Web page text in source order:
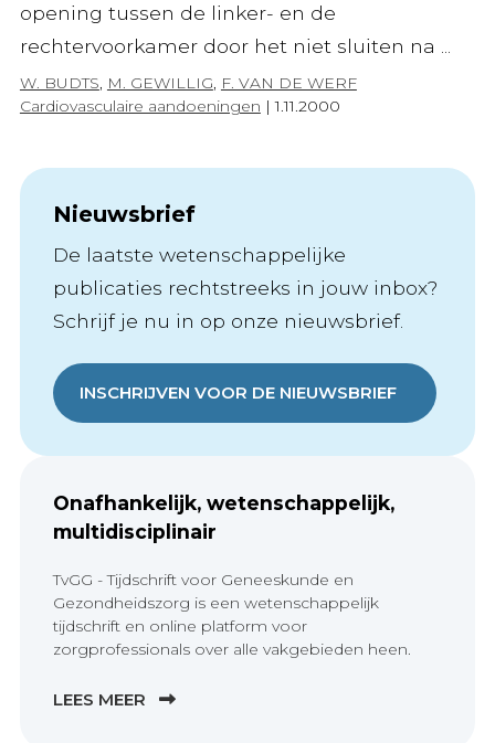
opening tussen de linker- en de
rechtervoorkamer door het niet sluiten na ...
W. BUDTS, M. GEWILLIG, F. VAN DE WERF
Cardiovasculaire aandoeningen |1.11.2000
Nieuwsbrief
De laatste wetenschappelijke
publicaties rechtstreeks in jouw inbox?
Schrijf je nu in op onze nieuwsbrief.
INSCHRIJVEN VOOR DE NIEUWSBRIEF
Onafhankelijk, wetenschappelijk,
multidisciplinair
TvGG - Tijdschrift voor Geneeskunde en
Gezondheidszorg is een wetenschappelijk
tijdschrift en online platform voor
zorgprofessionals over alle vakgebieden heen.
LEES MEER